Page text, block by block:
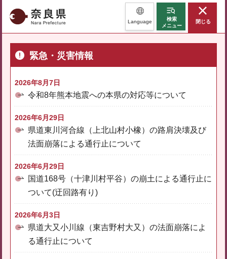
奈良県 Language
検索
メニュー
閉じる
緊急・災害情報
2026年8月7日
令和8年熊本地震への本県の対応等について
2026年6月29日
県道東川河合線（上北山村小橡）の路肩決壊及び
法面崩落による通行止について
2026年6月29日
国道168号（十津川村平谷）の崩土による通行止に
ついて(迂回路有り)
2026年6月3日
県道大又小川線（東吉野村大又）の法面崩落によ
る通行止について